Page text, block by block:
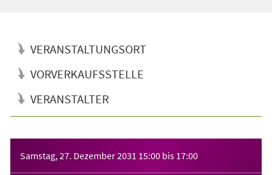
VERANSTALTUNGSORT
VORVERKAUFSSTELLE
VERANSTALTER
Samstag, 27. Dezember 2031 15:00 bis 17:00